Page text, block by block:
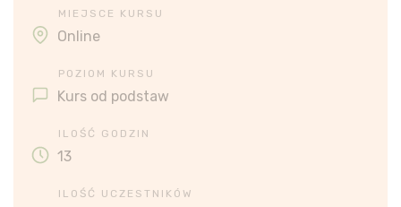
MIEJSCE KURSU
Online
POZIOM KURSU
Kurs od podstaw
ILOŚĆ GODZIN
13
ILOŚĆ UCZESTNIKÓW